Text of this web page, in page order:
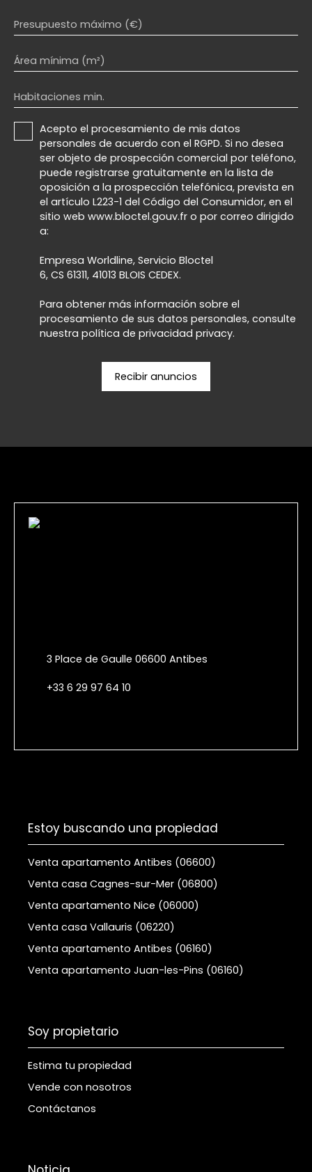
Presupuesto máximo (€)
Área mínima (m²)
Habitaciones min.
Acepto el procesamiento de mis datos
personales de acuerdo con el RGPD. Si no desea
ser objeto de prospección comercial por teléfono,
puede registrarse gratuitamente en la lista de
oposición a la prospección telefónica, prevista en
el artículo L223-1 del Código del Consumidor, en el
sitio web www.bloctel.gouv.fr o por correo dirigido
a:
Empresa Worldline, Servicio Bloctel
6, CS 61311, 41013 BLOIS CEDEX.
Para obtener más información sobre el
procesamiento de sus datos personales, consulte
nuestra política de privacidad privacy.
Recibir anuncios
3 Place de Gaulle 06600 Antibes
+33 6 29 97 64 10
Estoy buscando una propiedad
Venta apartamento Antibes (06600)
Venta casa Cagnes-sur-Mer (06800)
Venta apartamento Nice (06000)
Venta casa Vallauris (06220)
Venta apartamento Antibes (06160)
Venta apartamento Juan-les-Pins (06160)
Soy propietario
Estima tu propiedad
Vende con nosotros
Contáctanos